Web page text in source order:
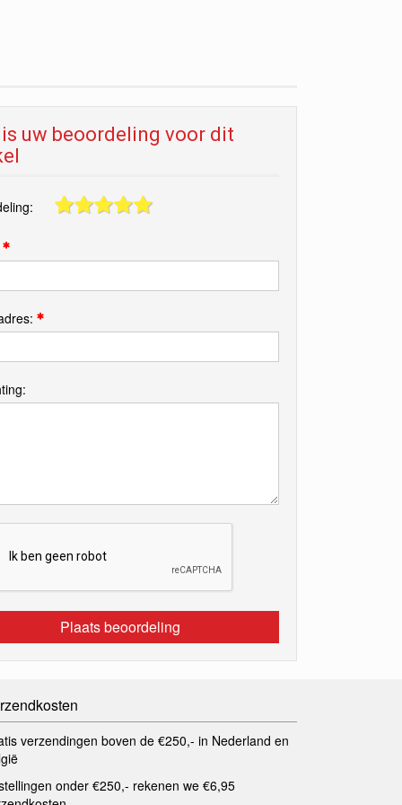
uw beoordeling voor dit
Plaats beoordeling
verzendingen boven de €250,- in Nederland en
onder €250,- rekenen we €6,95